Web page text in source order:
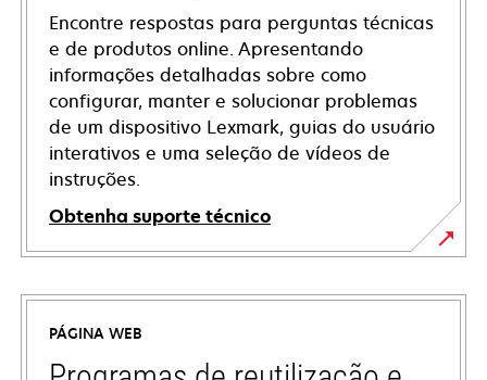
Encontre respostas para perguntas técnicas
e de produtos online. Apresentando
informações detalhadas sobre como
configurar, manter e solucionar problemas
de um dispositivo Lexmark, guias do usuário
interativos e uma seleção de vídeos de
instruções.
Obtenha suporte técnico
opens
in
new
tab
PÁGINA WEB